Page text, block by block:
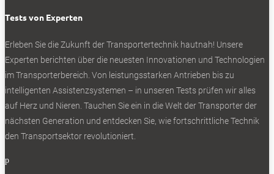
Tests von Experten
Erleben Sie die Zukunft der Transportertechnik hautnah! Unsere
Experten berichten über die neuesten Innovationen und Technologien
im Transporterbereich. Von leistungsstarken Antrieben bis zu
intelligenten Assistenzsystemen – in unseren Tests prüfen wir alles
auf Herz und Nieren. Tauchen Sie ein in die Welt der Transporter der
nächsten Generation und entdecken Sie, wie fortschrittliche Technik
den Transportsektor revolutioniert.
p